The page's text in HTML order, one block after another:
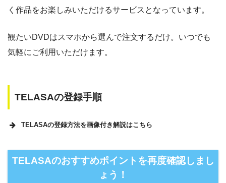
テレビ朝日のバラエティ番組好きにはもってこいの動画
配信サイト
ビデオパス 約10,000本 618円 30日
く作品をお楽しみいただけるサービスとなっています。
観たいDVDはスマホから選んで注文するだけ。いつでも
気軽にご利用いただけます。
TELASAの登録手順
TELASAの登録方法を画像付き解説はこちら
TELASAのおすすめポイントを再度確認しまし
ょう！